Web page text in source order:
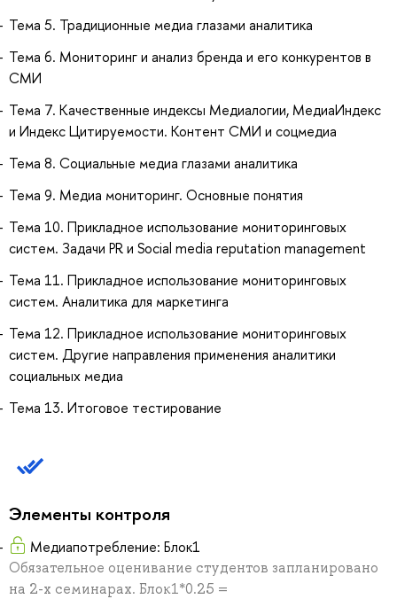
Тема 5. Традиционные медиа глазами аналитика
Тема 6. Мониторинг и анализ бренда и его конкурентов в
СМИ
Тема 7. Качественные индексы Медиалогии, МедиаИндекс
и Индекс Цитируемости. Контент СМИ и соцмедиа
Тема 8. Социальные медиа глазами аналитика
Тема 9. Медиа мониторинг. Основные понятия
Тема 10. Прикладное использование мониторинговых
систем. Задачи PR и Social media reputation management
Тема 11. Прикладное использование мониторинговых
систем. Аналитика для маркетинга
Тема 12. Прикладное использование мониторинговых
систем. Другие направления применения аналитики
социальных медиа
Тема 13. Итоговое тестирование
Элементы контроля
Медиапотребление: Блок1
Обязательное оценивание студентов запланировано
на 2-х семинарах. Блок1*0.25 =